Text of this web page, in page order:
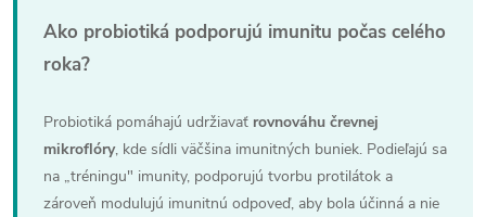
Ako probiotiká podporujú imunitu počas celého
roka?
Probiotiká pomáhajú udržiavať rovnováhu črevnej
mikroflóry, kde sídli väčšina imunitných buniek. Podieľajú sa
na „tréningu" imunity, podporujú tvorbu protilátok a
zároveň modulujú imunitnú odpoveď, aby bola účinná a nie